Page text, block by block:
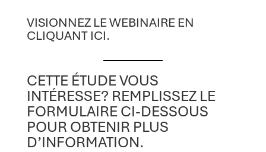
VISIONNEZ LE WEBINAIRE EN
CLIQUANT ICI.
CETTE ÉTUDE VOUS
INTÉRESSE? REMPLISSEZ LE
FORMULAIRE CI-DESSOUS
POUR OBTENIR PLUS
D’INFORMATION.